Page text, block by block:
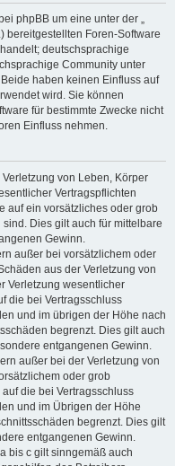
phpBB um eine unter der „
bereitgestellten Foren-Software
deutschsprachige
Community unter
haben keinen Einfluss auf
wird. Sie können
für bestimmte Zwecke nicht
Einfluss nehmen.
von Leben, Körper
Vertragspflichten
auf ein vorsätzliches oder grob
Dies gilt auch für mittelbare
Gewinn.
außer bei vorsätzlichem oder
aus der Verletzung von
Verletzung wesentlicher
die bei Vertragsschluss
und im übrigen der Höhe nach
begrenzt. Dies gilt auch
entgangenen Gewinn.
außer bei der Verletzung von
oder grob
die bei Vertragsschluss
und im Übrigen der Höhe
begrenzt. Dies gilt
entgangenen Gewinn.
bis c gilt sinngemäß auch